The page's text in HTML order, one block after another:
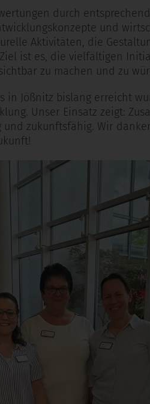
durch
und
Aktivitäten, die
ist es, die vielfältigen
zu machen und zu
in Jößnitz bislang erreicht
Unser Einsatz zeigt:
zukunftsfähig. Wir